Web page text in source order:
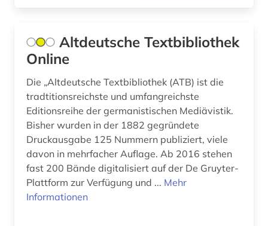
fachliteratur (1)
faksimile (5)
familienname (4)
faust (2)
ferdinand gregorovius (1)
Altdeutsche Textbibliothek
Online
Die „Altdeutsche Textbibliothek (ATB) ist die
tradtitionsreichste und umfangreichste
Editionsreihe der germanistischen Mediävistik.
Bisher wurden in der 1882 gegründete
Druckausgabe 125 Nummern publiziert, viele
davon in mehrfacher Auflage. Ab 2016 stehen
fast 200 Bände digitalisiert auf der De Gruyter-
Plattform zur Verfügung und ... Mehr
Informationen